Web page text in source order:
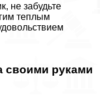
не забудьте
теплым
своими руками